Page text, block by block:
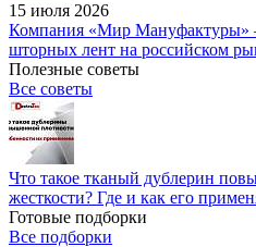
15 июля 2026
Компания «Мир
шторных лент на российском
Полезные советы
Все советы
Что такое тканый дублерин
жесткости? Где и как его
Готовые подборки
Все подборки